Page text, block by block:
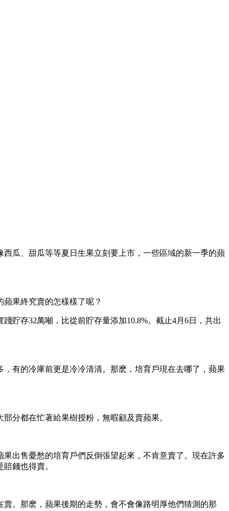
瓜、甜瓜等等夏日生果立刻要上市，一些區域的新一季的蘋
果終究賣的怎樣樣了呢？
貯存32萬噸，比從前貯存量添加10.8%。截止4月6日，共出
有的冷庫前更是冷冷清清。那麽，培育戶現在去哪了，蘋果
分都在忙著給果樹授粉，無暇顧及賣蘋果。
出售憂愁的培育戶們反倒張望起來，不肯意賣了。現在許多
錢也得賣。
。那麽，蘋果後期的走勢，會不會像路明厚他們猜測的那